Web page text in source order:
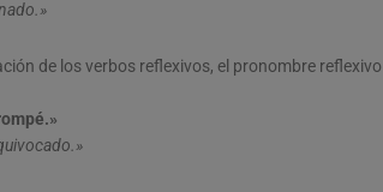
de los verbos reflexivos, el pronombre